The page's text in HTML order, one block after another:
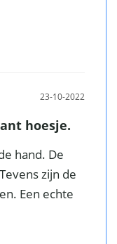
23-10-2022
hoesje.
hand. De
zijn de
Een echte